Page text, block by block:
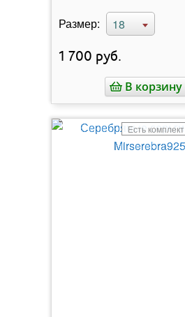
Размер:
18
1 700 руб.
В корзину
Есть комплект